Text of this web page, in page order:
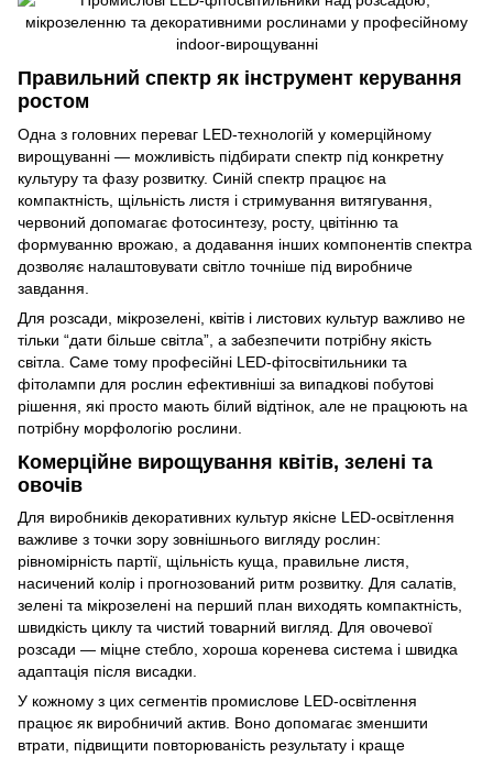
Правильний спектр як інструмент керування
ростом
Одна з головних переваг LED-технологій у комерційному
вирощуванні — можливість підбирати спектр під конкретну
культуру та фазу розвитку. Синій спектр працює на
компактність, щільність листя і стримування витягування,
червоний допомагає фотосинтезу, росту, цвітінню та
формуванню врожаю, а додавання інших компонентів спектра
дозволяє налаштовувати світло точніше під виробниче
завдання.
Для розсади, мікрозелені, квітів і листових культур важливо не
тільки “дати більше світла”, а забезпечити потрібну якість
світла. Саме тому професійні LED-фітосвітильники та
фітолампи для рослин ефективніші за випадкові побутові
рішення, які просто мають білий відтінок, але не працюють на
потрібну морфологію рослини.
Комерційне вирощування квітів, зелені та
овочів
Для виробників декоративних культур якісне LED-освітлення
важливе з точки зору зовнішнього вигляду рослин:
рівномірність партії, щільність куща, правильне листя,
насичений колір і прогнозований ритм розвитку. Для салатів,
зелені та мікрозелені на перший план виходять компактність,
швидкість циклу та чистий товарний вигляд. Для овочевої
розсади — міцне стебло, хороша коренева система і швидка
адаптація після висадки.
У кожному з цих сегментів промислове LED-освітлення
працює як виробничий актив. Воно допомагає зменшити
втрати, підвищити повторюваність результату і краще